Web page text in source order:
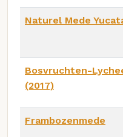
Naturel Mede
Bosvruchten-
(2017)
Frambozenmede